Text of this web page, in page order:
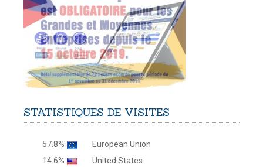
STATISTIQUES DE VISITES
57.8%
European Union
14.6%
United States